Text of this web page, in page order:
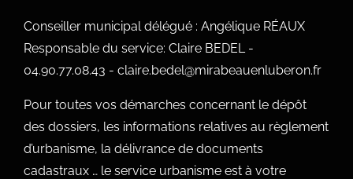
Conseiller municipal délégué : Angélique RÉAUX
Responsable du service: Claire BEDEL -
04.90.77.08.43 - claire.bedel@mirabeauenluberon.fr
Pour toutes vos démarches concernant le dépôt
des dossiers, les informations relatives au règlement
d’urbanisme, la délivrance de documents
cadastraux … le service urbanisme est à votre